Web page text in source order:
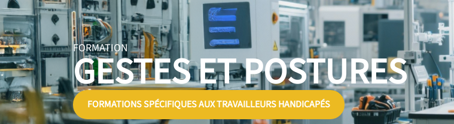
FORMATION
GESTES ET POSTURES
FORMATIONS SPÉCIFIQUES AUX TRAVAILLEURS HANDICAPÉS